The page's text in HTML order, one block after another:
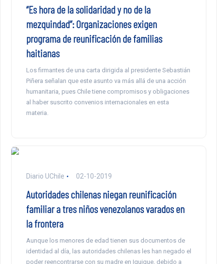
“Es hora de la solidaridad y no de la
mezquindad”: Organizaciones exigen
programa de reunificación de familias
haitianas
Los firmantes de una carta dirigida al presidente Sebastián
Piñera señalan que este asunto va más allá de una acción
humanitaria, pues Chile tiene compromisos y obligaciones
al haber suscrito convenios internacionales en esta
materia.
Diario UChile 02-10-2019
Autoridades chilenas niegan reunificación
familiar a tres niños venezolanos varados en
la frontera
Aunque los menores de edad tienen sus documentos de
identidad al día, las autoridades chilenas les han negado el
poder reencontrarse con su madre en Iquique, debido a